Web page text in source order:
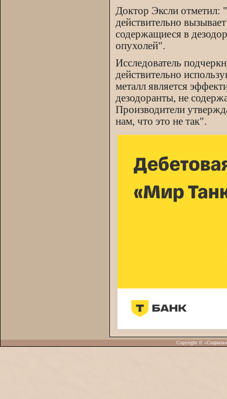
Доктор Эксли
действительно
содержащиеся в
опухолей".
Исследователь
действительно
металл является
дезодоранты, не
Производители
нам, что это не так".
Copyright ©